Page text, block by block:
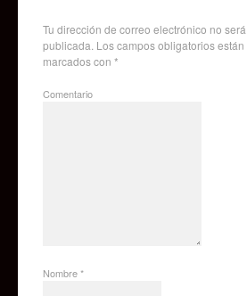
Tu dirección de correo electrónico no será
publicada. Los campos obligatorios están
marcados con *
Comentario
Nombre*